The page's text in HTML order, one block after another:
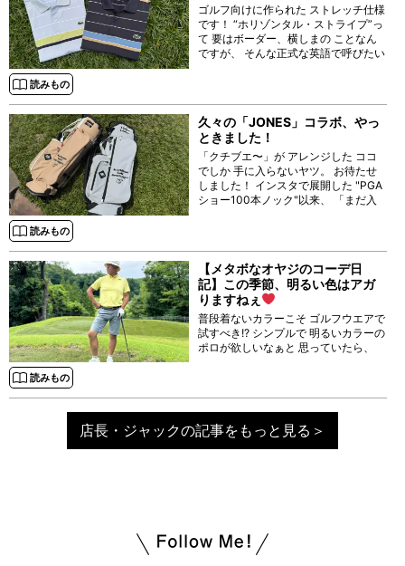
読みもの
ゴルフ向けに作られた ストレッチ仕様
です！ “ホリゾンタル・ストライプ”っ
て 要はボーダー、横しまの ことなん
ですが、 そんな正式な英語で呼びたい
読みもの
久々の「JONES」コラボ、やっ
ときました！
「クチブエ〜」が アレンジした ココ
でしか 手に入らないヤツ。 お待たせ
しました！ インスタで展開した "PGA
ショー100本ノック"以来、 「まだ入
読みもの
【メタボなオヤジのコーデ日
記】この季節、明るい色はアガ
りますねぇ
普段着ないカラーこそ ゴルフウエアで
試すべき!? シンプルで 明るいカラーの
ポロが欲しいなぁと 思っていたら、
店長・ジャックの記事をもっと見る＞